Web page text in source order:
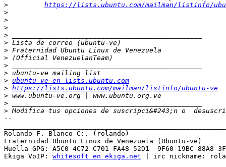
>
https://lists.ubuntu.com/mailman/listinfo/
>
>
>
>
>
>
>
>
>
> ubuntu-ve en lists.ubuntu.com
> https://lists.ubuntu.com/mailman/listinfo/ubuntu-ve
>
>
> Modifica tus opciones de suscripci&#243;n o
--
Rolando F. Blanco C:. (rolando)
Fraternidad Ubuntu Linux de Venezuela (Ubuntu-ve)
Huella GPG: A5C0 4C72 C701 FA48 52D1  9F60 19BC 88A8
Ekiga VoIP: whitesoft en ekiga.net | irc nickname: